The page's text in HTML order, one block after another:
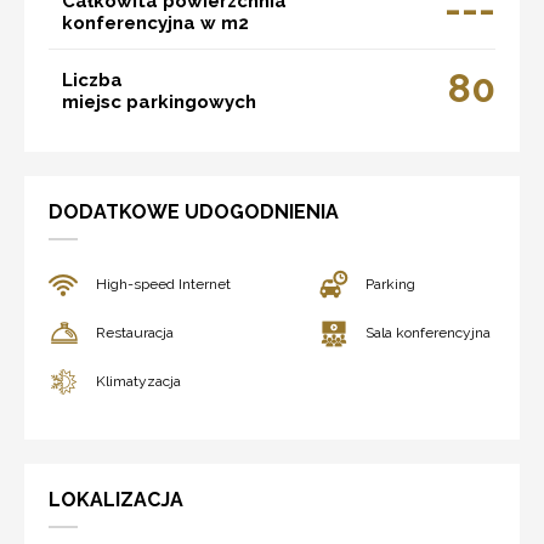
konferencyjna w m2
---
Liczba
miejsc parkingowych
80
DODATKOWE UDOGODNIENIA
High-speed Internet Parking
Restauracja Sala konferencyjna
Klimatyzacja
LOKALIZACJA